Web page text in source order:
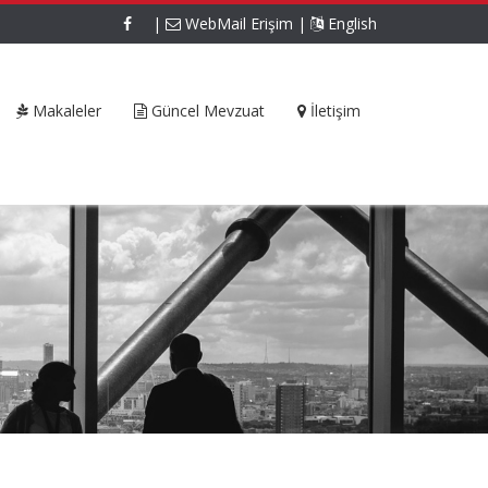
| WebMail Erişim | English
Makaleler Güncel Mevzuat İletişim